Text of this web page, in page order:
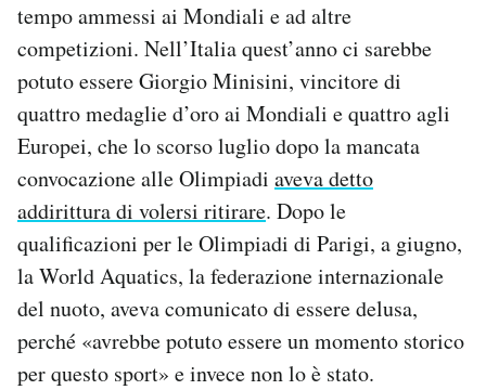
tempo ammessi ai Mondiali e ad altre
competizioni. Nell’Italia quest’anno ci sarebbe
potuto essere Giorgio Minisini, vincitore di
quattro medaglie d’oro ai Mondiali e quattro agli
Europei, che lo scorso luglio dopo la mancata
convocazione alle Olimpiadi aveva detto
addirittura di volersi ritirare. Dopo le
qualificazioni per le Olimpiadi di Parigi, a giugno,
la World Aquatics, la federazione internazionale
del nuoto, aveva comunicato di essere delusa,
perché «avrebbe potuto essere un momento storico
per questo sport» e invece non lo è stato.